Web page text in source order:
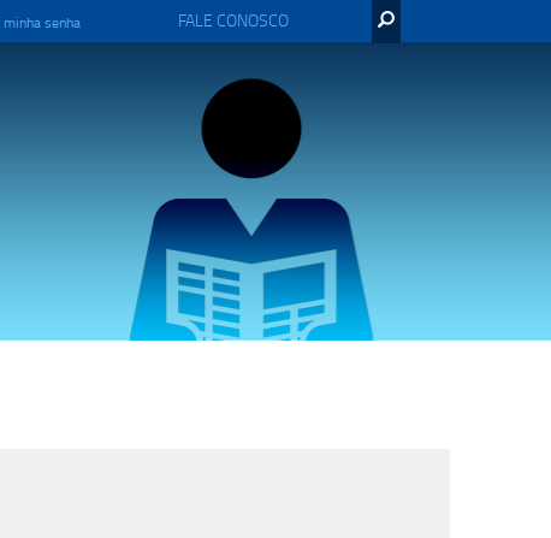
minha senha FALE CONOSCO